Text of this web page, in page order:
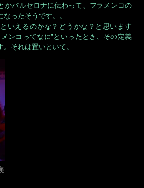
かバルセロナに伝わって、フラメンコの
ったそうです。。
いえるのかな？どうかな？と思います
ンコってなに”といったとき、その定義
それは置いといて。